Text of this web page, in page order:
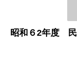
昭和６2年度